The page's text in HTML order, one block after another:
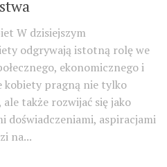
W dzisiejszym
odgrywają istotną rolę we
ekonomicznego i
kobiety pragną nie tylko
ale także rozwijać się jako
doświadczeniami, aspiracjami
na...